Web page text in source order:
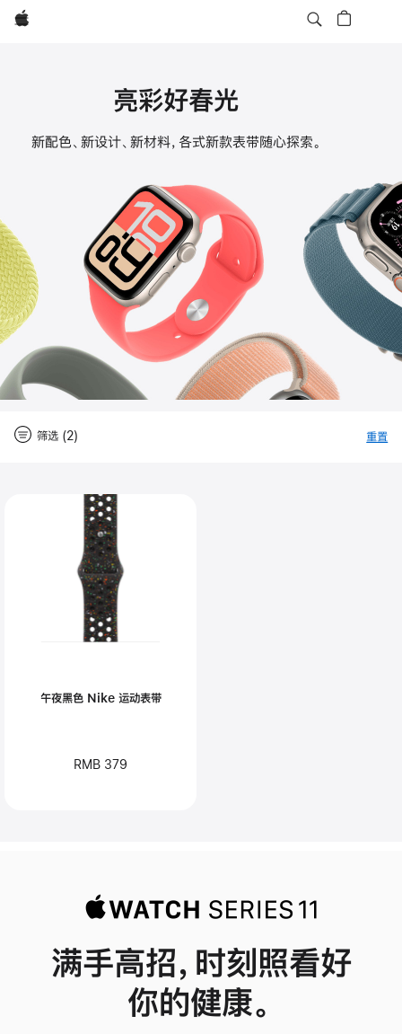
Apple
Apple
带
亮彩好春光
新配色、新设计、新材料，各式新款表带随心探索。
筛选 (2) 重置
午夜黑色 Nike 运动表带
RMB 379
满手高招，时刻照看好
你的健康。